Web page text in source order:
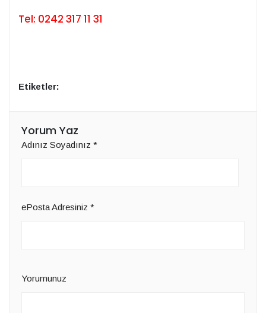
Tel: 0242 317 11 31
Etiketler:
Yorum Yaz
Adınız Soyadınız *
ePosta Adresiniz *
Yorumunuz